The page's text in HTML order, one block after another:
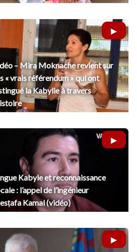
– Mira Moknache revient sur
« vrais référendum » qui ont
la Kabylie à travers
Kabyle et reconnaissance
: l’appel de l’ingénieur
Kamal (vidéo)